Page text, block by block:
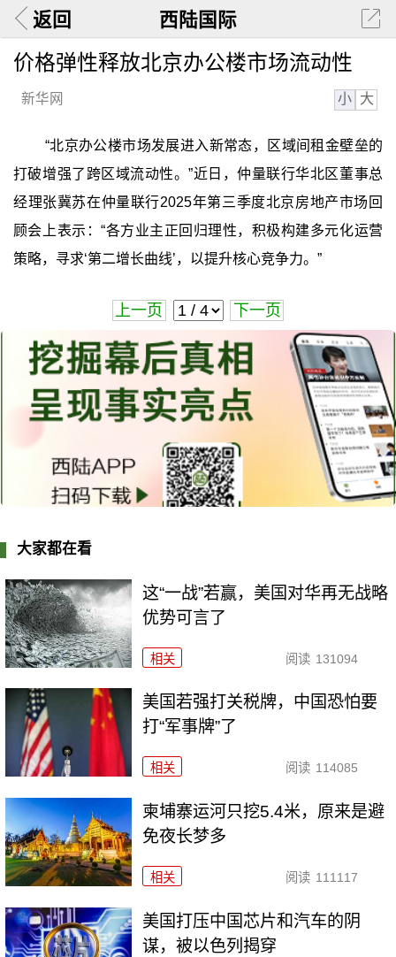
返回 西陆国际
价格弹性释放北京办公楼市场流动性
新华网 小 大
“北京办公楼市场发展进入新常态，区域间租金壁垒的
打破增强了跨区域流动性。”近日，仲量联行华北区董事总
经理张冀苏在仲量联行2025年第三季度北京房地产市场回
顾会上表示：“各方业主正回归理性，积极构建多元化运营
策略，寻求‘第二增长曲线’，以提升核心竞争力。”
上一页 下一页
大家都在看
这“一战”若赢，美国对华再无战略
优势可言了
相关 阅读 131094
美国若强打关税牌，中国恐怕要
打“军事牌”了
相关 阅读 114085
柬埔寨运河只挖5.4米，原来是避
免夜长梦多
相关 阅读 111117
美国打压中国芯片和汽车的阴
谋，被以色列揭穿